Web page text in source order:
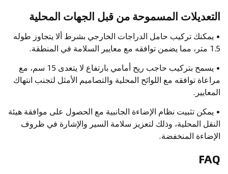
التعديلات المسموحة من قبل الجهات المحلية
• يمكنك تركيب حامل الدراجات الخارجي بشرط ألا يتجاوز طوله
1.5 متر، مما يضمن توافقه مع معايير السلامة في المنطقة.
• يسمح بتركيب حاجب ريح أمامي بارتفاع لا يتعدى 15 سم، مع
مراعاة توافقه مع اللوائح المحلية والتصاميم الأمثل لتجنب انتهاك
المعايير.
• يمكن تثبيت نظام الإضاءة الجانبية مع الحصول على موافقة هيئة
النقل المحلية، وذلك لتعزيز سلامة السير والإشارة في ظروف
الإضاءة المنخفضة.
FAQ